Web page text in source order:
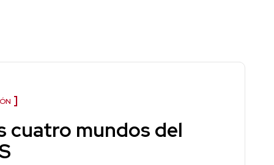
cuatro mundos del